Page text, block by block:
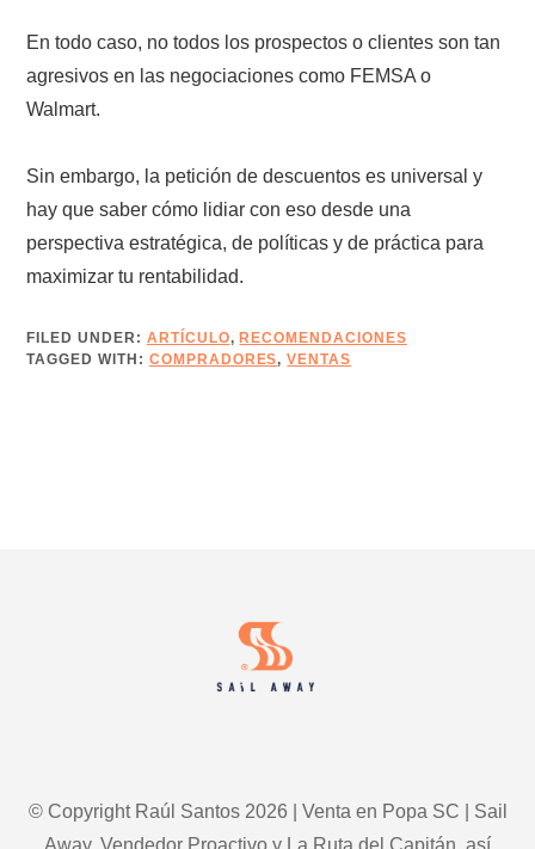
En todo caso, no todos los prospectos o clientes son tan
agresivos en las negociaciones como FEMSA o
Walmart.
Sin embargo, la petición de descuentos es universal y
hay que saber cómo lidiar con eso desde una
perspectiva estratégica, de políticas y de práctica para
maximizar tu rentabilidad.
FILED UNDER: ARTÍCULO, RECOMENDACIONES
TAGGED WITH: COMPRADORES,VENTAS
© Copyright Raúl Santos 2026 | Venta en Popa SC | Sail